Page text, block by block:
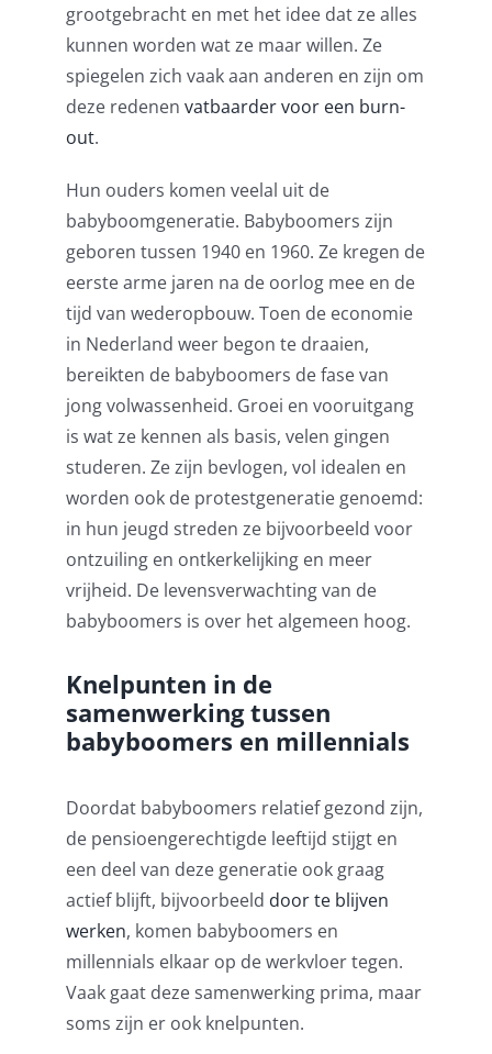
grootgebracht en met het idee dat ze alles
kunnen worden wat ze maar willen. Ze
spiegelen zich vaak aan anderen en zijn om
deze redenen vatbaarder voor een burn-
out.
Hun ouders komen veelal uit de
babyboomgeneratie. Babyboomers zijn
geboren tussen 1940 en 1960. Ze kregen de
eerste arme jaren na de oorlog mee en de
tijd van wederopbouw. Toen de economie
in Nederland weer begon te draaien,
bereikten de babyboomers de fase van
jong volwassenheid. Groei en vooruitgang
is wat ze kennen als basis, velen gingen
studeren. Ze zijn bevlogen, vol idealen en
worden ook de protestgeneratie genoemd:
in hun jeugd streden ze bijvoorbeeld voor
ontzuiling en ontkerkelijking en meer
vrijheid. De levensverwachting van de
babyboomers is over het algemeen hoog.
Knelpunten in de
samenwerking tussen
babyboomers en millennials
Doordat babyboomers relatief gezond zijn,
de pensioengerechtigde leeftijd stijgt en
een deel van deze generatie ook graag
actief blijft, bijvoorbeeld door te blijven
werken, komen babyboomers en
millennials elkaar op de werkvloer tegen.
Vaak gaat deze samenwerking prima, maar
soms zijn er ook knelpunten.